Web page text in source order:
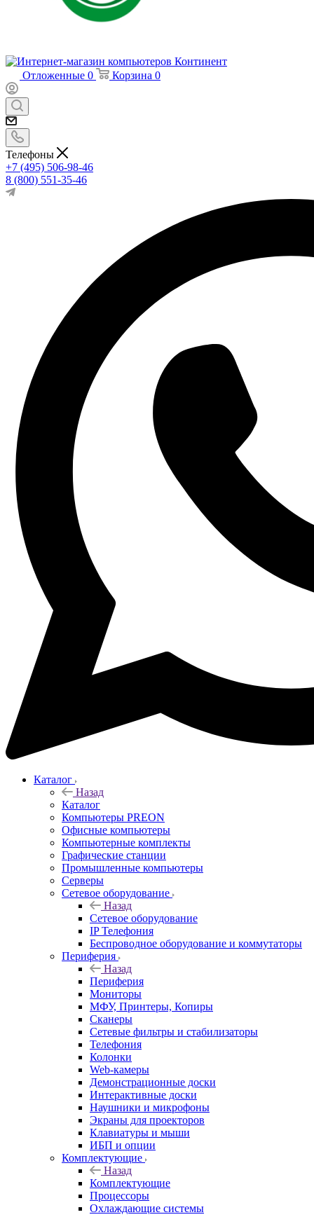
Отложенные 0 Корзина 0
Телефоны
+7 (495) 506-98-46
8 (800) 551-35-46
Каталог
Назад
Каталог
Компьютеры PREON
Офисные компьютеры
Компьютерные комплекты
Графические станции
Промышленные компьютеры
Серверы
Сетевое оборудование
Назад
Сетевое оборудование
IP Телефония
Беспроводное оборудование и коммутаторы
Периферия
Назад
Периферия
Мониторы
МФУ, Принтеры, Копиры
Сканеры
Сетевые фильтры и стабилизаторы
Телефония
Колонки
Web-камеры
Демонстрационные доски
Интерактивные доски
Наушники и микрофоны
Экраны для проекторов
Клавиатуры и мыши
ИБП и опции
Комплектующие
Назад
Комплектующие
Процессоры
Охлаждающие системы